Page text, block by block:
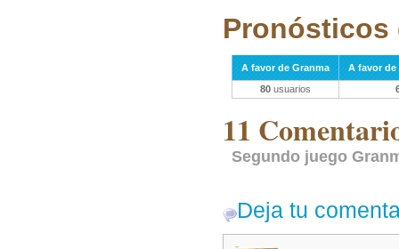
Pronósticos
A favor de Granma
A favor de
80 usuarios
11
Segundo juego
Deja tu